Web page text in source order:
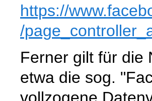
https://
/
Ferner gilt für die
etwa die sog.
vollzogene